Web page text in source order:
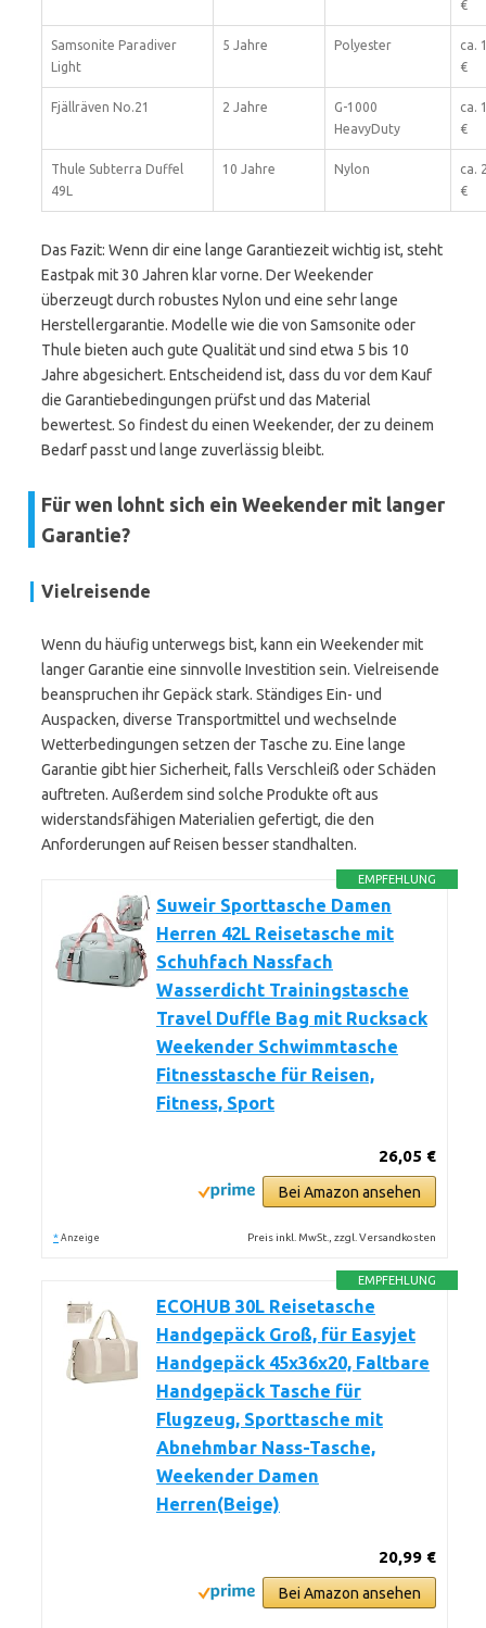
€
Samsonite Paradiver
Light
5 Jahre Polyester
ca.
€
Fjällräven No.21 2 Jahre
G-1000
HeavyDuty
ca.
€
Thule Subterra Duffel
49L
10 Jahre Nylon
ca.
€
Das Fazit: Wenn dir eine lange Garantiezeit wichtig ist, steht
Eastpak mit 30 Jahren klar vorne. Der Weekender
überzeugt durch robustes Nylon und eine sehr lange
Herstellergarantie. Modelle wie die von Samsonite oder
Thule bieten auch gute Qualität und sind etwa 5 bis 10
Jahre abgesichert. Entscheidend ist, dass du vor dem Kauf
die Garantiebedingungen prüfst und das Material
bewertest. So findest du einen Weekender, der zu deinem
Bedarf passt und lange zuverlässig bleibt.
Für wen lohnt sich ein Weekender mit langer
Garantie?
Vielreisende
Wenn du häufig unterwegs bist, kann ein Weekender mit
langer Garantie eine sinnvolle Investition sein. Vielreisende
beanspruchen ihr Gepäck stark. Ständiges Ein- und
Auspacken, diverse Transportmittel und wechselnde
Wetterbedingungen setzen der Tasche zu. Eine lange
Garantie gibt hier Sicherheit, falls Verschleiß oder Schäden
auftreten. Außerdem sind solche Produkte oft aus
widerstandsfähigen Materialien gefertigt, die den
Anforderungen auf Reisen besser standhalten.
EMPFEHLUNG
Suweir Sporttasche Damen
Herren 42L Reisetasche mit
Schuhfach Nassfach
Wasserdicht Trainingstasche
Travel Duffle Bag mit Rucksack
Weekender Schwimmtasche
Fitnesstasche für Reisen,
Fitness, Sport
26,05 €
Bei Amazon ansehen
* Anzeige Preis inkl. MwSt., zzgl. Versandkosten
EMPFEHLUNG
ECOHUB 30L Reisetasche
Handgepäck Groß, für Easyjet
Handgepäck 45x36x20, Faltbare
Handgepäck Tasche für
Flugzeug, Sporttasche mit
Abnehmbar Nass-Tasche,
Weekender Damen
Herren(Beige)
20,99 €
Bei Amazon ansehen